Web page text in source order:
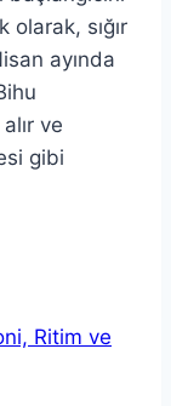
sığır
ayında
ve
gibi